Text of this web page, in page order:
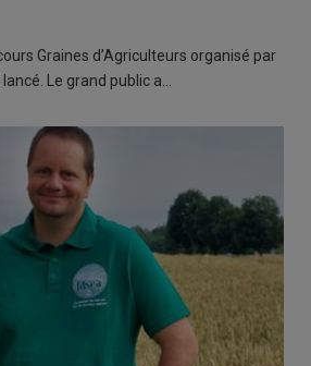
Graines d’Agriculteurs organisé par
Le grand public a…